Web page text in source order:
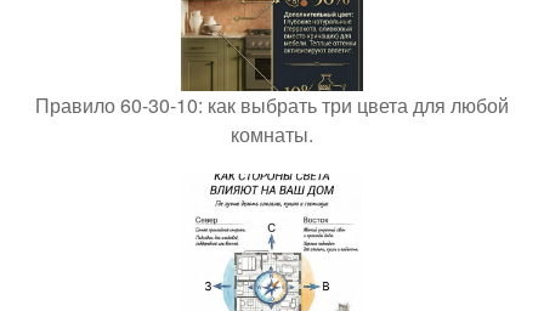
Правило 60-30-10: как выбрать три цвета для любой
комнаты.